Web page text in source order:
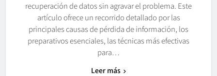
recuperación de datos sin agravar el problema. Este
artículo ofrece un recorrido detallado por las
principales causas de pérdida de información, los
preparativos esenciales, las técnicas más efectivas
para…
Leer más